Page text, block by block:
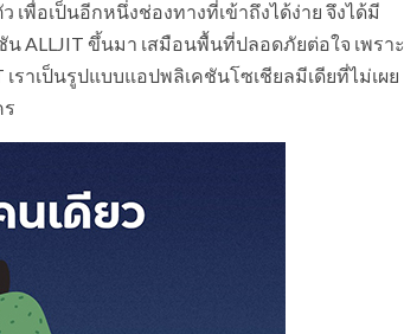
เพื่อเป็นอีกหนึ่งช่องทางที่เข้าถึงได้ง่าย จึงได้มี
ALLJIT ขึ้นมา เสมือนพื้นที่ปลอดภัยต่อใจ เพราะ
เราเป็นรูปแบบแอปพลิเคชันโซเชียลมีเดียที่ไม่เผย